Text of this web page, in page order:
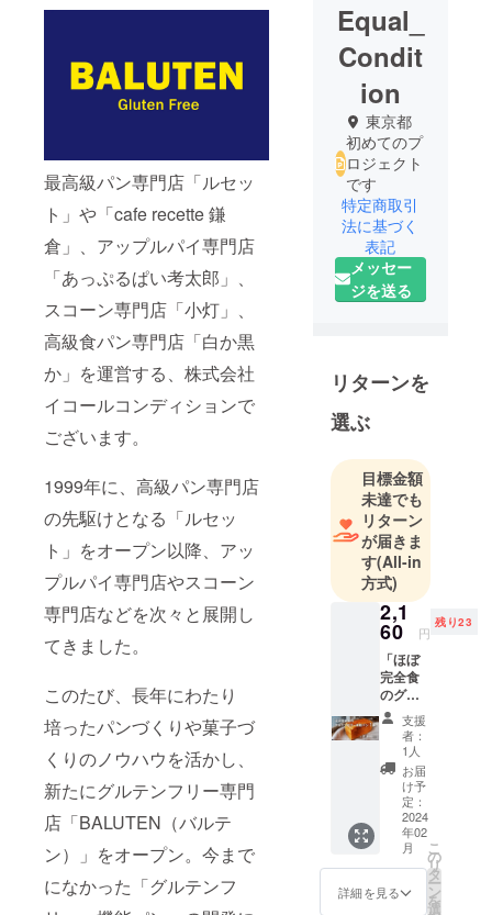
最高級パン専門店「ルセッ
ト」や「cafe recette 鎌
倉」、アップルパイ専門店
「あっぷるぱい考太郎」、
スコーン専門店「小灯」、
高級食パン専門店「白か黒
か」を運営する、株式会社
イコールコンディションで
ございます。
1999年に、高級パン専門店
の先駆けとなる「ルセッ
ト」をオープン以降、アッ
プルパイ専門店やスコーン
専門店などを次々と展開し
てきました。
このたび、長年にわたり
培ったパンづくりや菓子づ
くりのノウハウを活かし、
新たにグルテンフリー専門
店「BALUTEN（バルテ
ン）」をオープン。今まで
になかった「グルテンフ
Equal_
Condit
ion
東京都
初めてのプ
ロジェクト
です
特定商取引
法に基づく
表記
メッセー
ジを送る
リターンを
選ぶ
目標金額
未達でも
リターン
が届きま
す(All-in
方式)
2,1
60 円
残り23
「ほぼ
完全食
のグル
テンフ
リー米
粉パ
ン」1本
（1本
1,500円
＋送料
660円）
支援
者：
1人
お届
け予
定：
2024
年02
月
詳細を見る
こ
の
リ
タ
ー
ン
を
選